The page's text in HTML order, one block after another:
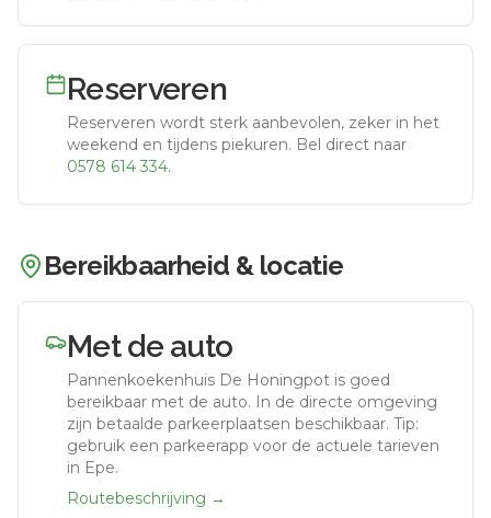
Reserveren
Reserveren wordt sterk aanbevolen, zeker in het
weekend en tijdens piekuren. Bel direct naar
0578 614 334.
Bereikbaarheid & locatie
Met de auto
Pannenkoekenhuis De Honingpot is goed
bereikbaar met de auto. In de directe omgeving
zijn betaalde parkeerplaatsen beschikbaar. Tip:
gebruik een parkeerapp voor de actuele tarieven
in Epe.
Routebeschrijving →